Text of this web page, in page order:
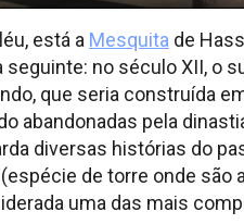
está a Mesquita de
seguinte: no século XII, o
que seria construída
abandonadas pela
diversas histórias do
de torre onde são
uma das mais